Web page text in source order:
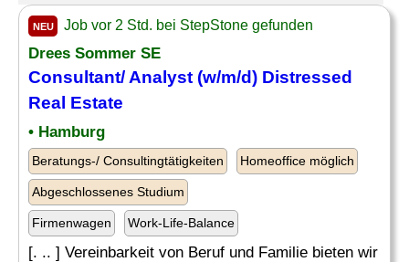
NEU Job vor 2 Std. bei StepStone gefunden
Drees Sommer SE
Consultant/ Analyst (w/m/d) Distressed
Real Estate
• Hamburg
Beratungs-/ Consultingtätigkeiten Homeoffice möglich
Abgeschlossenes Studium
Firmenwagen Work-Life-Balance
[. .. ] Vereinbarkeit von Beruf und Familie bieten wir